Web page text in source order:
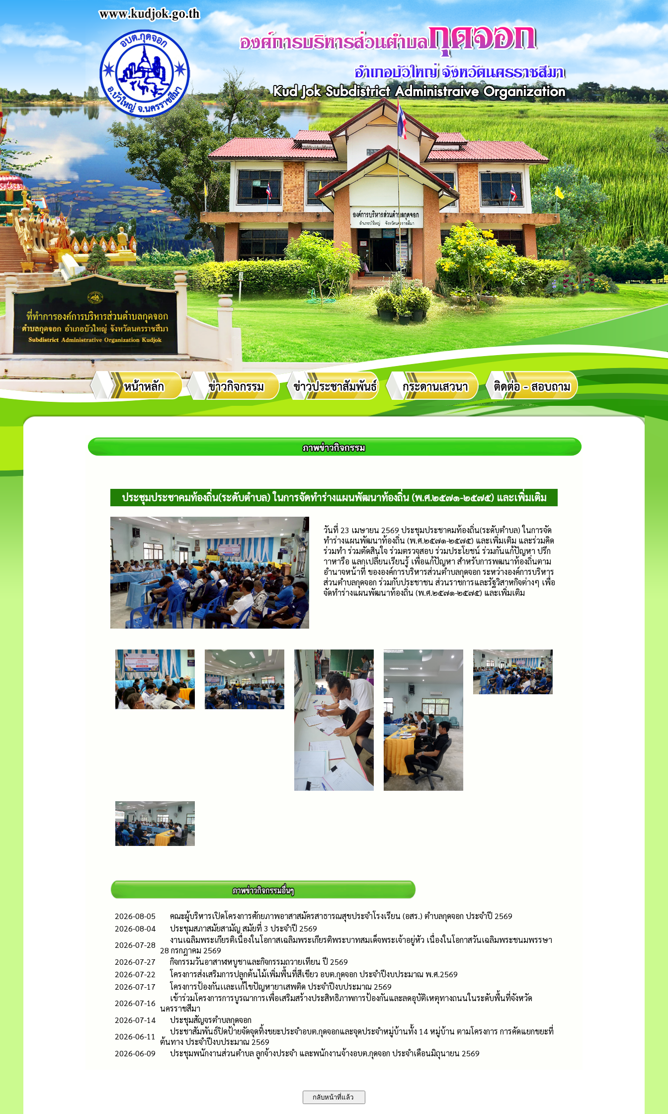
ประชุมประชาคมท้องถิ่น(ระดับตำบล) ในการจัดทำร่างแผนพัฒนาท้องถิ่น (พ.ศ.๒๕๗๑-๒๕๗๕) และเพิ่มเติม
วันที่ 23 เมษายน 2569 ประชุมประชาคมท้องถิ่น(ระดับตำบล) ในการจัด
ทำร่างแผนพัฒนาท้องถิ่น (พ.ศ.๒๕๗๑-๒๕๗๕) และเพิ่มเติม และร่วมคิด
ร่วมทำ ร่วมตัดสินใจ ร่วมตรวจสอบ ร่วมประโยชน์ ร่วมกันแก้ปัญหา ปรึก
าาหารือ แลกเปลี่ยนเรียนรู้ เพื่อแก้ปัญหา สำหรับการพฒนาท้องถิ่นตาม
อำนาจหน้าที่ ขององค์การบริหารส่วนตำบลกุดจอก ระหว่างองค์การบริหาร
ส่วนตำบลกุดจอก ร่วมกับประชาชน ส่วนราชการและรัฐวิสาหกิจต่างๆ เพื่อ
จัดทำร่างแผนพัฒนาท้องถิ่น (พ.ศ.๒๕๗๑-๒๕๗๕) และเพิ่มเติม
2026-08-05
คณะผู้บริหารเปิดโครงการศักยภาพอาสาสมัครสาธารณสุขประจำโรงเรียน (อสร.) ตำบลกุดจอก ประจำปี 2569
2026-08-04
ประชุมสภาสมัยสามัญ สมัยที่ 3 ประจำปี 2569
2026-07-28
งานเฉลิมพระเกียรติเนื่องในโอกาสเฉลิมพระเกียรติพระบาทสมเด็จพระเจ้าอยู่หัว เนื่องในโอกาสวันเฉลิมพระชนมพรรษา
28 กรกฎาคม 2569
2026-07-27
กิจกรรมวันอาสาฬหบูชาและกิจกรรมถวายเทียน ปี 2569
2026-07-22
โครงการส่งเสริมการปลูกต้นไม้เพิ่มพื้นที่สีเขียว อบต.กุดจอก ประจำปีงบประมาณ พ.ศ.2569
2026-07-17
โครงการป้องกันเเละเเก้ไขปัญหายาเสพติด ประจำปีงบประมาณ 2569
2026-07-16
เข้าร่วมโครงการการบูรณาการเพื่อเสริมสร้างประสิทธิภาพการป้องกันและลดอุบัติเหตุทางถนนในระดับพื้นที่จังหวัด
นครราชสีมา
2026-07-14
ประชุมสัญจรตำบลกุดจอก
2026-06-11
ประชาสัมพันธ์ปิดป้ายจัดจุดทิ้งขยะประจำอบต.กุดจอกและจุดประจำหมู่บ้านทั้ง 14 หมู่บ้าน ตามโครงการ การคัดแยกขยะที่
ต้นทาง ประจำปีงบประมาณ 2569
2026-06-09
ประชุมพนักงานส่วนตำบล ลูกจ้างประจำ และพนักงานจ้างอบต.กุดจอก ประจำเดือนมิถุนายน 2569